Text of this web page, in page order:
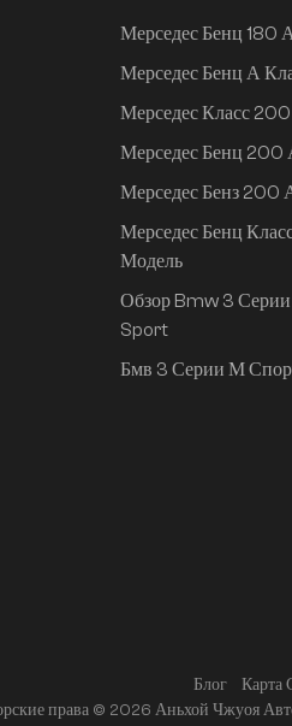
версия
вождения
2024, 830 км,
Мерседес Бенц 180
Мерседес Бенц А
Мерседес Класс 200
Мерседес Бенц 200
Мерседес Бенз 200
Мерседес Бенц
Модель
Обзор Bmw 3
Sport
Бмв 3 Серии М
Блог Карта
права © 2026 Аньхой Чжуоя